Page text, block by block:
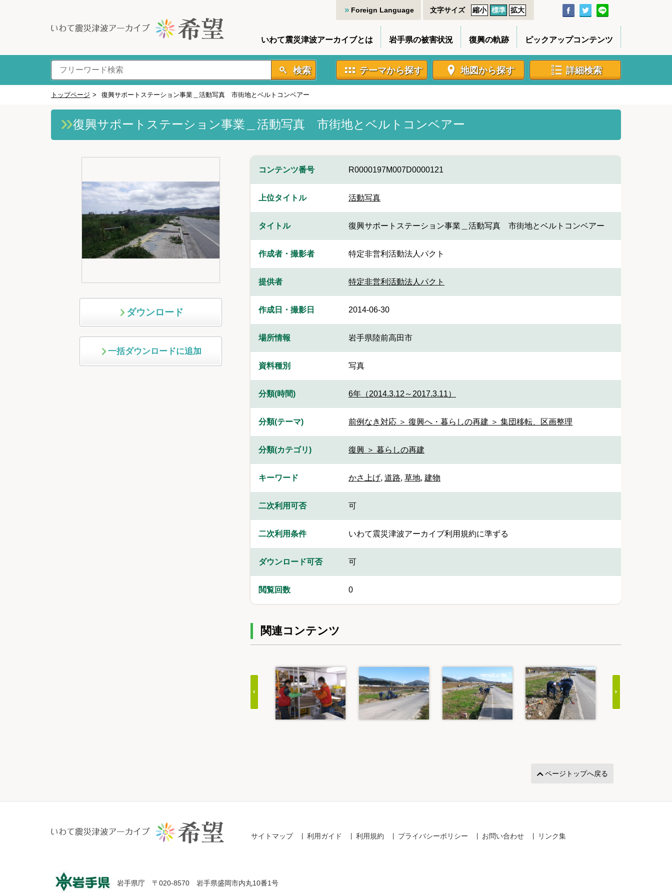
Foreign Language 文字サイズ 縮小 標準 拡大
いわて震災津波アーカイブとは 岩手県の被害状況 復興の軌跡 ピックアップコンテンツ
検索 テーマから探す 地図から探す 詳細検索
トップページ > 復興サポートステーション事業＿活動写真 市街地とベルトコンベアー
復興サポートステーション事業＿活動写真 市街地とベルトコンベアー
ダウンロード
一括ダウンロードに追加
コンテンツ番号 R0000197M007D0000121
上位タイトル 活動写真
タイトル 復興サポートステーション事業＿活動写真 市街地とベルトコンベアー
作成者・撮影者 特定非営利活動法人パクト
提供者 特定非営利活動法人パクト
作成日・撮影日 2014-06-30
場所情報 岩手県陸前高田市
資料種別 写真
分類(時間) 6年（2014.3.12～2017.3.11）
分類(テーマ) 前例なき対応 ＞ 復興へ・暮らしの再建 ＞ 集団移転、区画整理
分類(カテゴリ) 復興 ＞ 暮らしの再建
キーワード かさ上げ, 道路, 草地, 建物
二次利用可否 可
二次利用条件 いわて震災津波アーカイブ利用規約に準ずる
ダウンロード可否 可
閲覧回数 0
関連コンテンツ
ページトップへ戻る
サイトマップ 利用ガイド 利用規約 プライバシーポリシー お問い合わせ リンク集
岩手県庁 〒020-8570 岩手県盛岡市内丸10番1号